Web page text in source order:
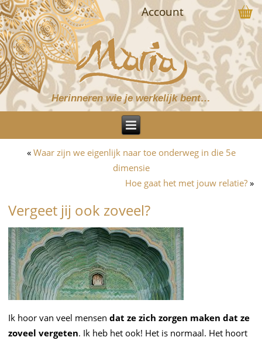
Herinneren wie je werkelijk bent…
Account
« Waar zijn we eigenlijk naar toe onderweg in die 5e
dimensie
Hoe gaat het met jouw relatie?»
Vergeet jij ook zoveel?
Ik hoor van veel mensendat ze zich zorgen maken dat ze
zoveel vergeten. Ik heb het ook! Het is normaal. Het hoort